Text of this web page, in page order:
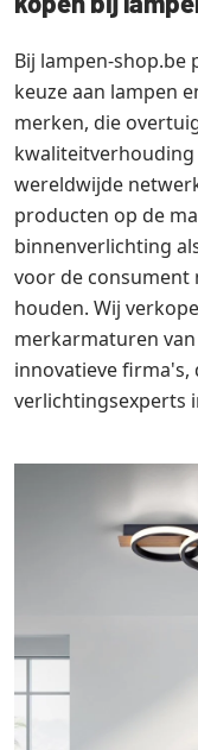
Bij lampen-shop.be
keuze aan lampen
merken, die
kwaliteitverhouding
wereldwijde
producten op de
binnenverlichting
voor de consument
houden. Wij
merkarmaturen
innovatieve firma's,
verlichtingsexperts